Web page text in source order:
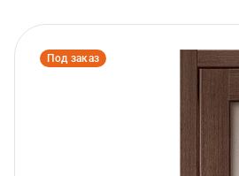
Под заказ